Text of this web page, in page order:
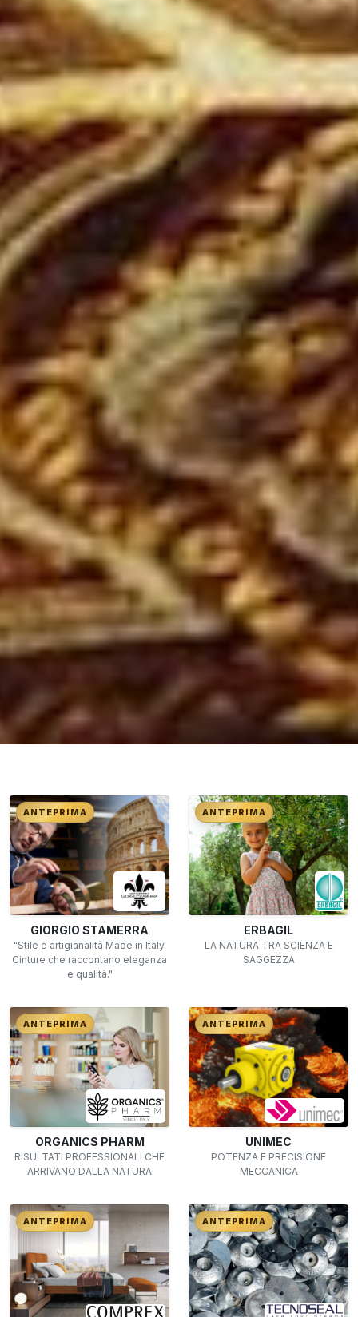
ANTEPRIMA
GIORGIO STAMERRA
"Stile e artigianalità Made in Italy.
Cinture che raccontano eleganza
e qualità."
ANTEPRIMA
ERBAGIL
LA NATURA TRA SCIENZA E
SAGGEZZA
ANTEPRIMA
ORGANICS PHARM
RISULTATI PROFESSIONALI CHE
ARRIVANO DALLA NATURA
ANTEPRIMA
UNIMEC
POTENZA E PRECISIONE
MECCANICA
ANTEPRIMA ANTEPRIMA